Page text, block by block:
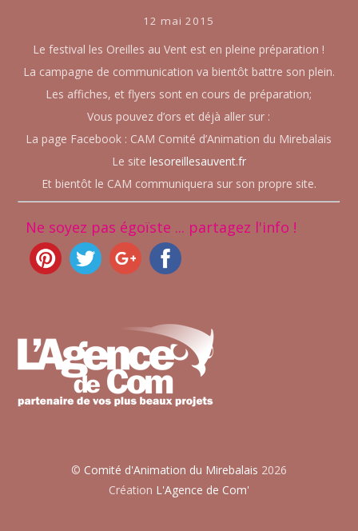
© Comité d'Animation du Mirebalais 2026
Création L'Agence de Com'
12 mai 2015
Le festival les Oreilles au Vent est en pleine préparation !
La campagne de communication va bientôt battre son plein.
Les affiches, et flyers sont en cours de préparation;
Vous pouvez d’ors et déjà aller sur :
La page Facebook : CAM Comité d’Animation du Mirebalais
Le site lesoreillesauvent.fr
Et bientôt le CAM communiquera sur son propre site.
Ne soyez pas égoïste ... partagez l'info !